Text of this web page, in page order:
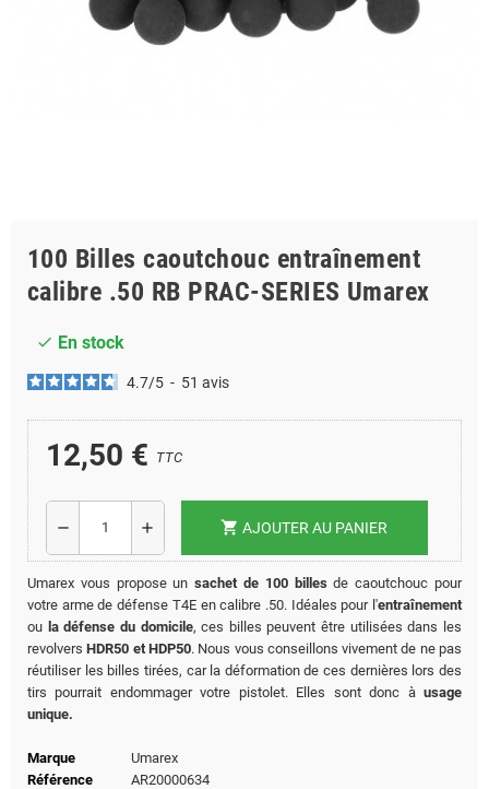
100 Billes caoutchouc entraînement
calibre .50 RB PRAC-SERIES Umarex
check En stock
4.7/5 - 51 avis
12,50 € TTC
remove add shopping_cart AJOUTER AU PANIER
Umarex vous propose unsachet de 100 billesde caoutchouc pour
votre arme de défense T4E en calibre .50. Idéales pour l'entraînement
ou la défense du domicile, ces billes peuvent être utilisées dans les
revolversHDR50 et HDP50. Nous vous conseillons vivement de ne pas
réutiliser les billes tirées, car la déformation de ces dernières lors des
tirs pourrait endommager votre pistolet. Elles sont donc à usage
unique.
Marque
Umarex
Référence
AR20000634